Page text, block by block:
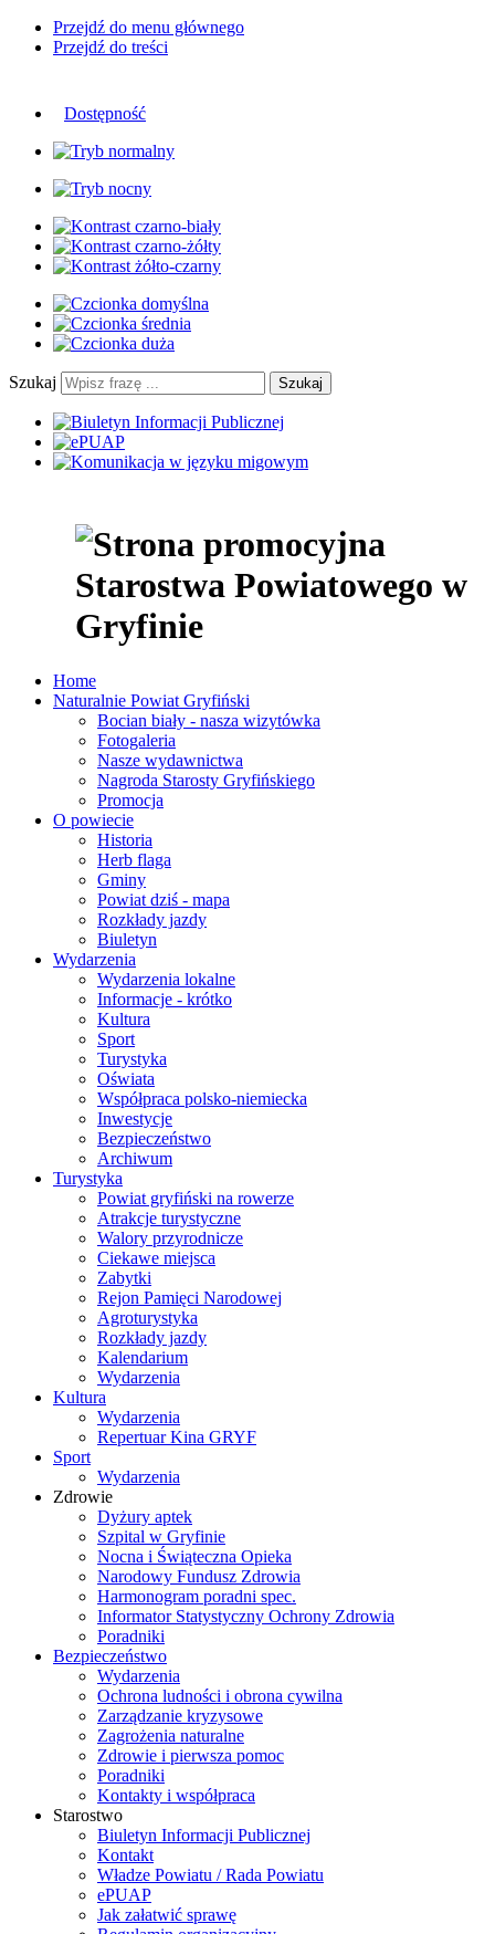
Przejdź do menu głównego
Przejdź do treści
Dostępność
Szukaj Szukaj
Home
Naturalnie Powiat Gryfiński
Bocian biały - nasza wizytówka
Fotogaleria
Nasze wydawnictwa
Nagroda Starosty Gryfińskiego
Promocja
O powiecie
Historia
Herb flaga
Gminy
Powiat dziś - mapa
Rozkłady jazdy
Biuletyn
Wydarzenia
Wydarzenia lokalne
Informacje - krótko
Kultura
Sport
Turystyka
Oświata
Współpraca polsko-niemiecka
Inwestycje
Bezpieczeństwo
Archiwum
Turystyka
Powiat gryfiński na rowerze
Atrakcje turystyczne
Walory przyrodnicze
Ciekawe miejsca
Zabytki
Rejon Pamięci Narodowej
Agroturystyka
Rozkłady jazdy
Kalendarium
Wydarzenia
Kultura
Wydarzenia
Repertuar Kina GRYF
Sport
Wydarzenia
Zdrowie
Dyżury aptek
Szpital w Gryfinie
Nocna i Świąteczna Opieka
Narodowy Fundusz Zdrowia
Harmonogram poradni spec.
Informator Statystyczny Ochrony Zdrowia
Poradniki
Bezpieczeństwo
Wydarzenia
Ochrona ludności i obrona cywilna
Zarządzanie kryzysowe
Zagrożenia naturalne
Zdrowie i pierwsza pomoc
Poradniki
Kontakty i współpraca
Starostwo
Biuletyn Informacji Publicznej
Kontakt
Władze Powiatu / Rada Powiatu
ePUAP
Jak załatwić sprawę